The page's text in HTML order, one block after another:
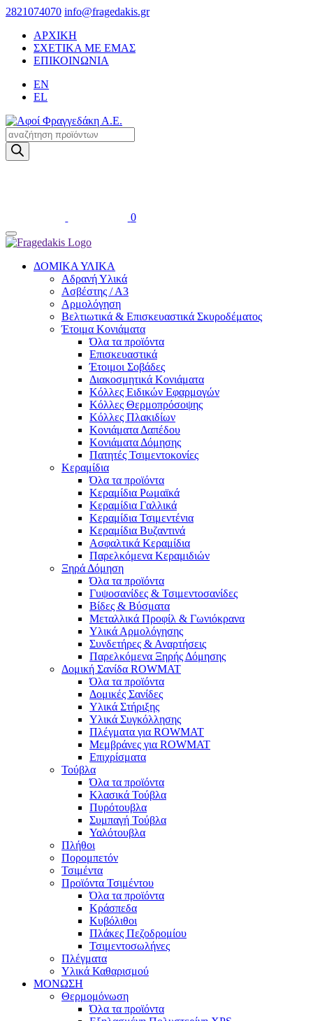
2821074070 info@fragedakis.gr
ΑΡΧΙΚΗ
ΣΧΕΤΙΚΑ ΜΕ ΕΜΑΣ
ΕΠΙΚΟΙΝΩΝΙΑ
EN
EL
Products
search
0
ΔΟΜΙΚΑ ΥΛΙΚΑ
Αδρανή Υλικά
Ασβέστης / Α3
Αρμολόγηση
Βελτιωτικά & Επισκευαστικά Σκυροδέματος
Έτοιμα Κονιάματα
Όλα τα προϊόντα
Επισκευαστικά
Έτοιμοι Σοβάδες
Διακοσμητικά Κονιάματα
Κόλλες Ειδικών Εφαρμογών
Κόλλες Θερμοπρόσοψης
Κόλλες Πλακιδίων
Κονιάματα Δαπέδου
Κονιάματα Δόμησης
Πατητές Τσιμεντοκονίες
Κεραμίδια
Όλα τα προϊόντα
Κεραμίδια Ρωμαϊκά
Κεραμίδια Γαλλικά
Κεραμίδια Τσιμεντένια
Κεραμίδια Βυζαντινά
Ασφαλτικά Κεραμίδια
Παρελκόμενα Κεραμιδιών
Ξηρά Δόμηση
Όλα τα προϊόντα
Γυψοσανίδες & Τσιμεντοσανίδες
Βίδες & Βύσματα
Μεταλλικά Προφίλ & Γωνιόκρανα
Υλικά Αρμολόγησης
Συνδετήρες & Αναρτήσεις
Παρελκόμενα Ξηρής Δόμησης
Δομική Σανίδα ROWMAT
Όλα τα προϊόντα
Δομικές Σανίδες
Υλικά Στήριξης
Υλικά Συγκόλλησης
Πλέγματα για ROWMAT
Μεμβράνες για ROWMAT
Επιχρίσματα
Τούβλα
Όλα τα προϊόντα
Κλασικά Τούβλα
Πυρότουβλα
Συμπαγή Τούβλα
Υαλότουβλα
Πλήθοι
Πορομπετόν
Τσιμέντα
Προϊόντα Τσιμέντου
Όλα τα προϊόντα
Κράσπεδα
Κυβόλιθοι
Πλάκες Πεζοδρομίου
Τσιμεντοσωλήνες
Πλέγματα
Υλικά Καθαρισμού
ΜΟΝΩΣΗ
Θερμομόνωση
Όλα τα προϊόντα